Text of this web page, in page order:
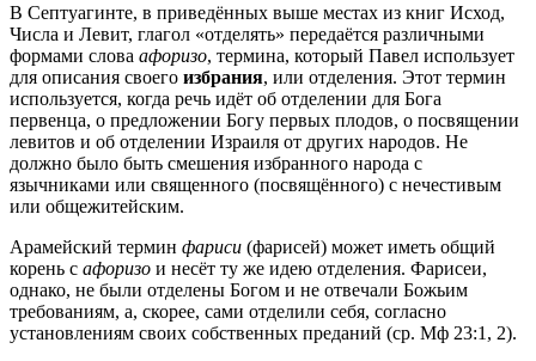
В Септуагинте, в приведённых выше местах из книг Исход,
Числа и Левит, глагол «отделять» передаётся различными
формами слова афоризо, термина, который Павел использует
для описания своего избрания, или отделения. Этот термин
используется, когда речь идёт об отделении для Бога
первенца, о предложении Богу первых плодов, о посвящении
левитов и об отделении Израиля от других народов. Не
должно было быть смешения избранного народа с
язычниками или священного (посвящённого) с нечестивым
или общежитейским.
Арамейский термин фариси (фарисей) может иметь общий
корень с афоризо и несёт ту же идею отделения. Фарисеи,
однако, не были отделены Богом и не отвечали Божьим
требованиям, а, скорее, сами отделили себя, согласно
установлениям своих собственных преданий (ср. Мф 23:1, 2).